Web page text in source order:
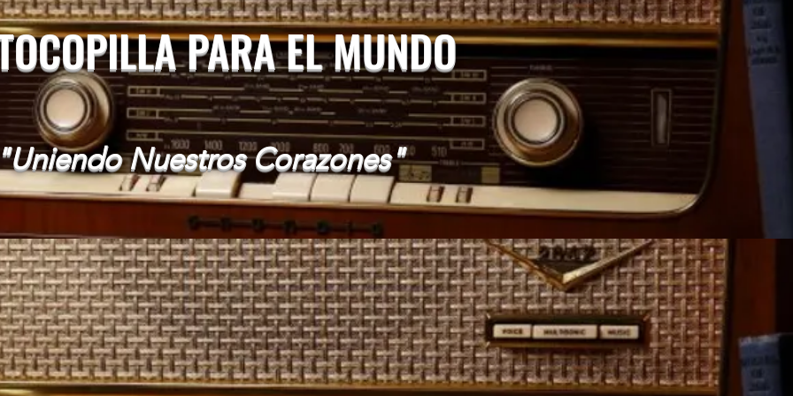
PARA EL MUNDO
Nuestros Corazones"